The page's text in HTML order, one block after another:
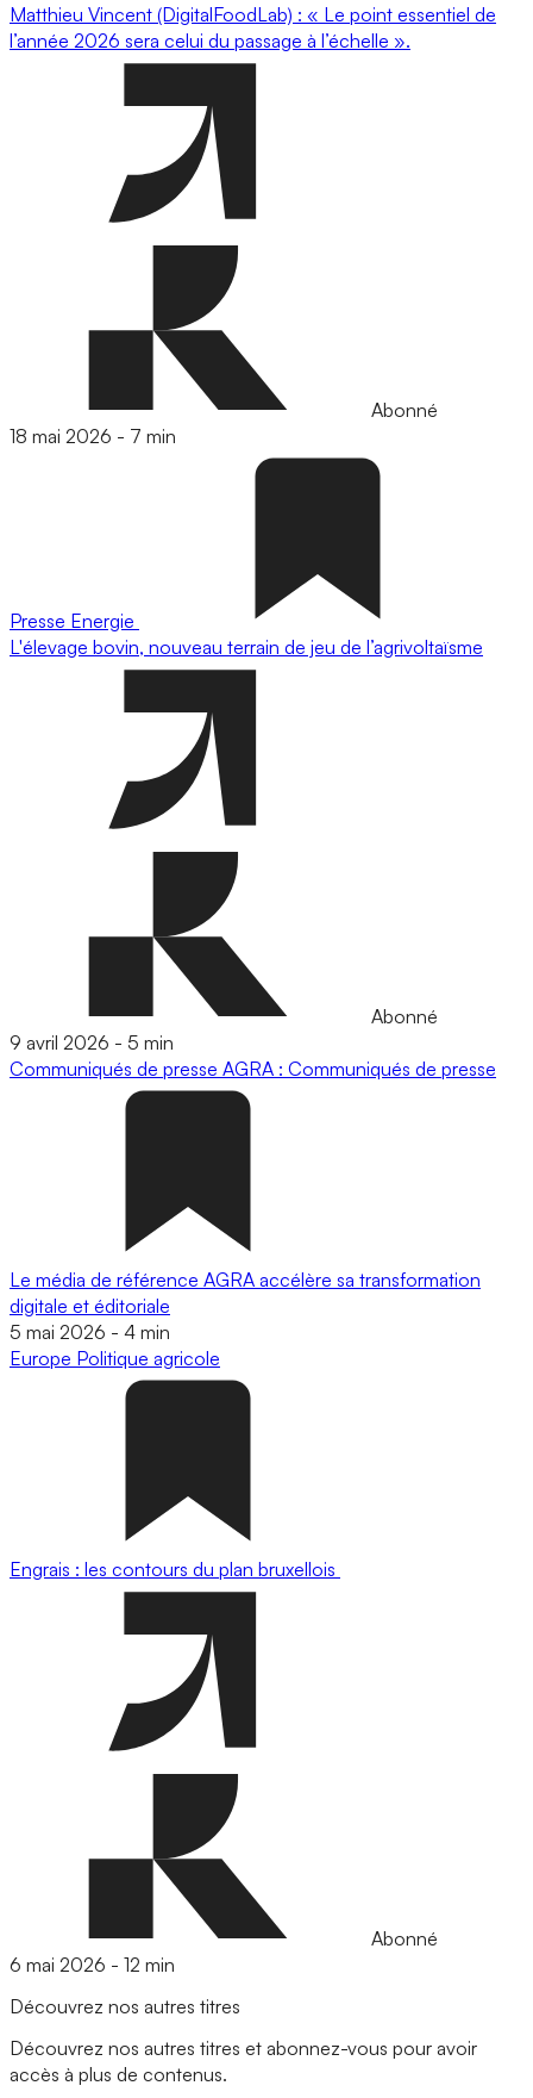
Matthieu Vincent (DigitalFoodLab) : « Le point essentiel de
l’année 2026 sera celui du passage à l’échelle ».
Abonné
18 mai 2026 - 7 min
Presse Energie
L'élevage bovin, nouveau terrain de jeu de l’agrivoltaïsme
Abonné
9 avril 2026 - 5 min
Communiqués de presse AGRA : Communiqués de presse
Le média de référence AGRA accélère sa transformation
digitale et éditoriale
5 mai 2026 - 4 min
Europe Politique agricole
Engrais : les contours du plan bruxellois
Abonné
6 mai 2026 - 12 min
Découvrez nos autres titres
Découvrez nos autres titres et abonnez-vous pour avoir
accès à plus de contenus.